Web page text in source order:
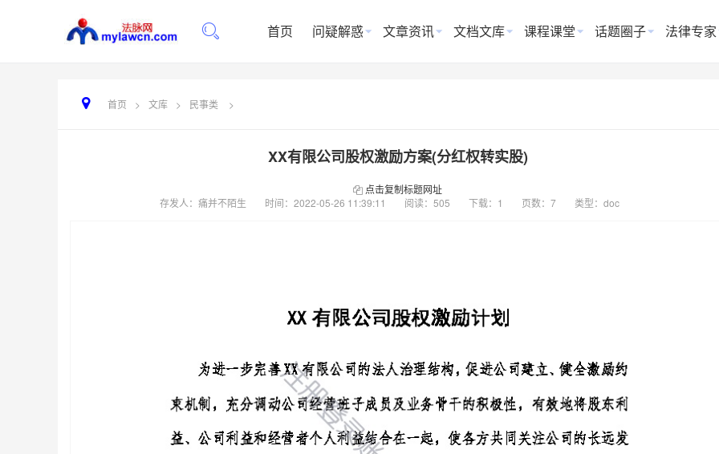
首页 问疑解惑 文章资讯 文档文库 课程课堂 话题圈子 法律专家
首页 > 文库 > 民事类 >
XX有限公司股权激励方案(分红权转实股)
点击复制标题网址
存发人：痛并不陌生
时间：2022-05-26 11:39:11 阅读：505 下载：1 页数：7 类型：doc